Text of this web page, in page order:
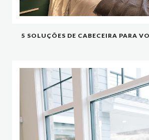
5 SOLUÇÕES DE CABECEIRA PARA